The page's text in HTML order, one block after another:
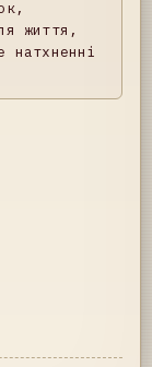
життя,
натхненні